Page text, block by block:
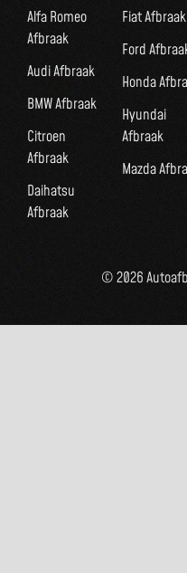
Alfa Romeo
Afbraak
Audi Afbraak
BMW Afbraak
Citroen
Afbraak
Daihatsu
Afbraak
Fiat Afbraak
Ford
Honda
Hyundai
Afbraak
Mazda
© 2026